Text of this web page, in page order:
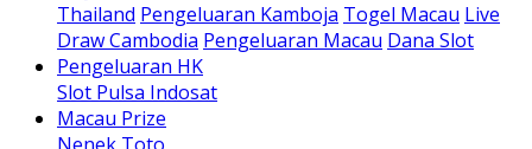
Thailand Pengeluaran Kamboja Togel Macau Live
Draw Cambodia Pengeluaran Macau Dana Slot
Pengeluaran HK
Slot Pulsa Indosat
Macau Prize